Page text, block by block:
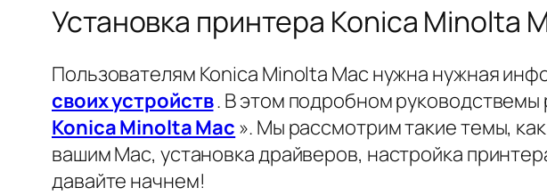
Установка принтера Konica Minolta
Пользователям Konica Minolta Mac нужна нужная
своих устройств. В этом подробном
Konica Minolta Mac ». Мы рассмотрим такие темы,
вашим Mac, установка драйверов, настройка
давайте начнем!